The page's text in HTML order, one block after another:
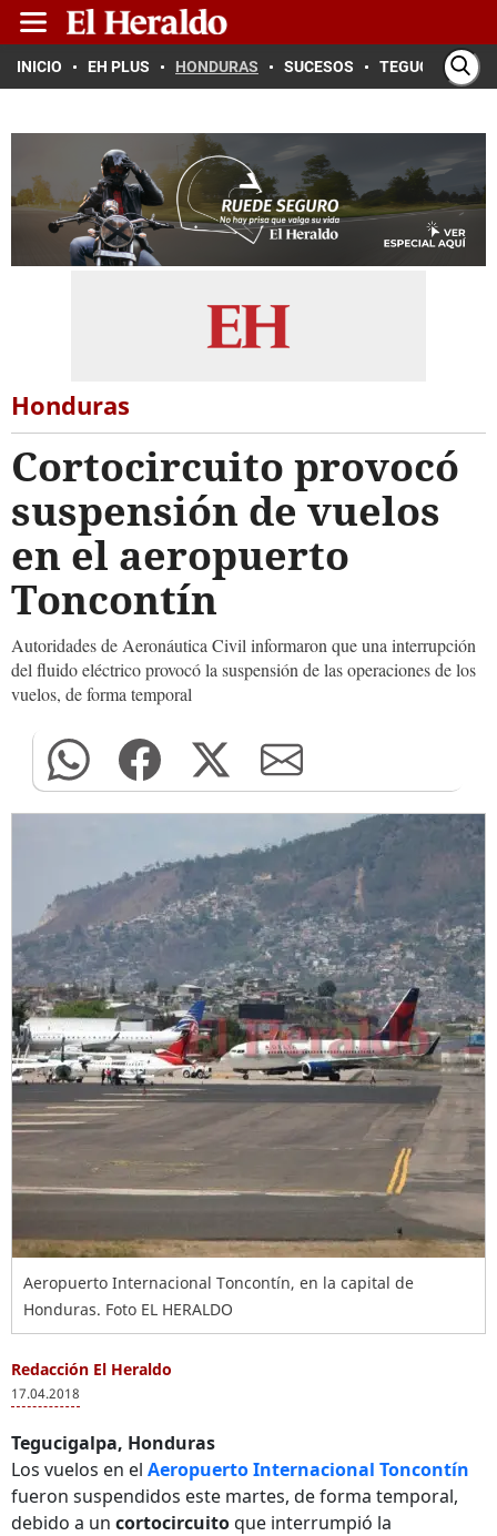
INICIO EH PLUS HONDURAS SUCESOS TEGUCIGALPA
Honduras
Cortocircuito provocó
suspensión de vuelos
en el aeropuerto
Toncontín
Autoridades de Aeronáutica Civil informaron que una interrupción
del fluido eléctrico provocó la suspensión de las operaciones de los
vuelos, de forma temporal
Aeropuerto Internacional Toncontín, en la capital de
Honduras. Foto EL HERALDO
Redacción El Heraldo
17.04.2018
Tegucigalpa, Honduras
Los vuelos en el Aeropuerto Internacional Toncontín
fueron suspendidos este martes, de forma temporal,
debido a un cortocircuitoque interrumpió la